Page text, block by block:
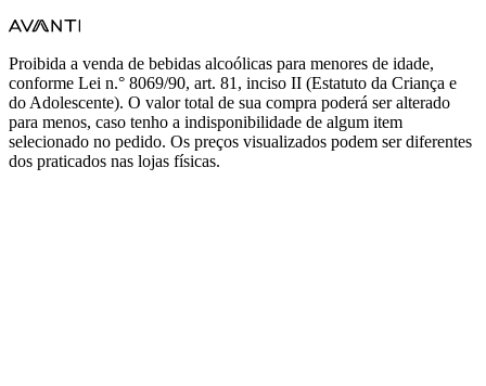
Proibida a venda de bebidas alcoólicas para menores de idade,
conforme Lei n.° 8069/90, art. 81, inciso II (Estatuto da Criança e
do Adolescente). O valor total de sua compra poderá ser alterado
para menos, caso tenho a indisponibilidade de algum item
selecionado no pedido. Os preços visualizados podem ser diferentes
dos praticados nas lojas físicas.